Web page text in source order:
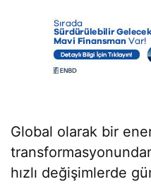
Global olarak bir
hızlı değişimlerde